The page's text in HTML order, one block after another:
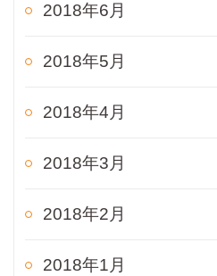
2018年6月
2018年5月
2018年4月
2018年3月
2018年2月
2018年1月